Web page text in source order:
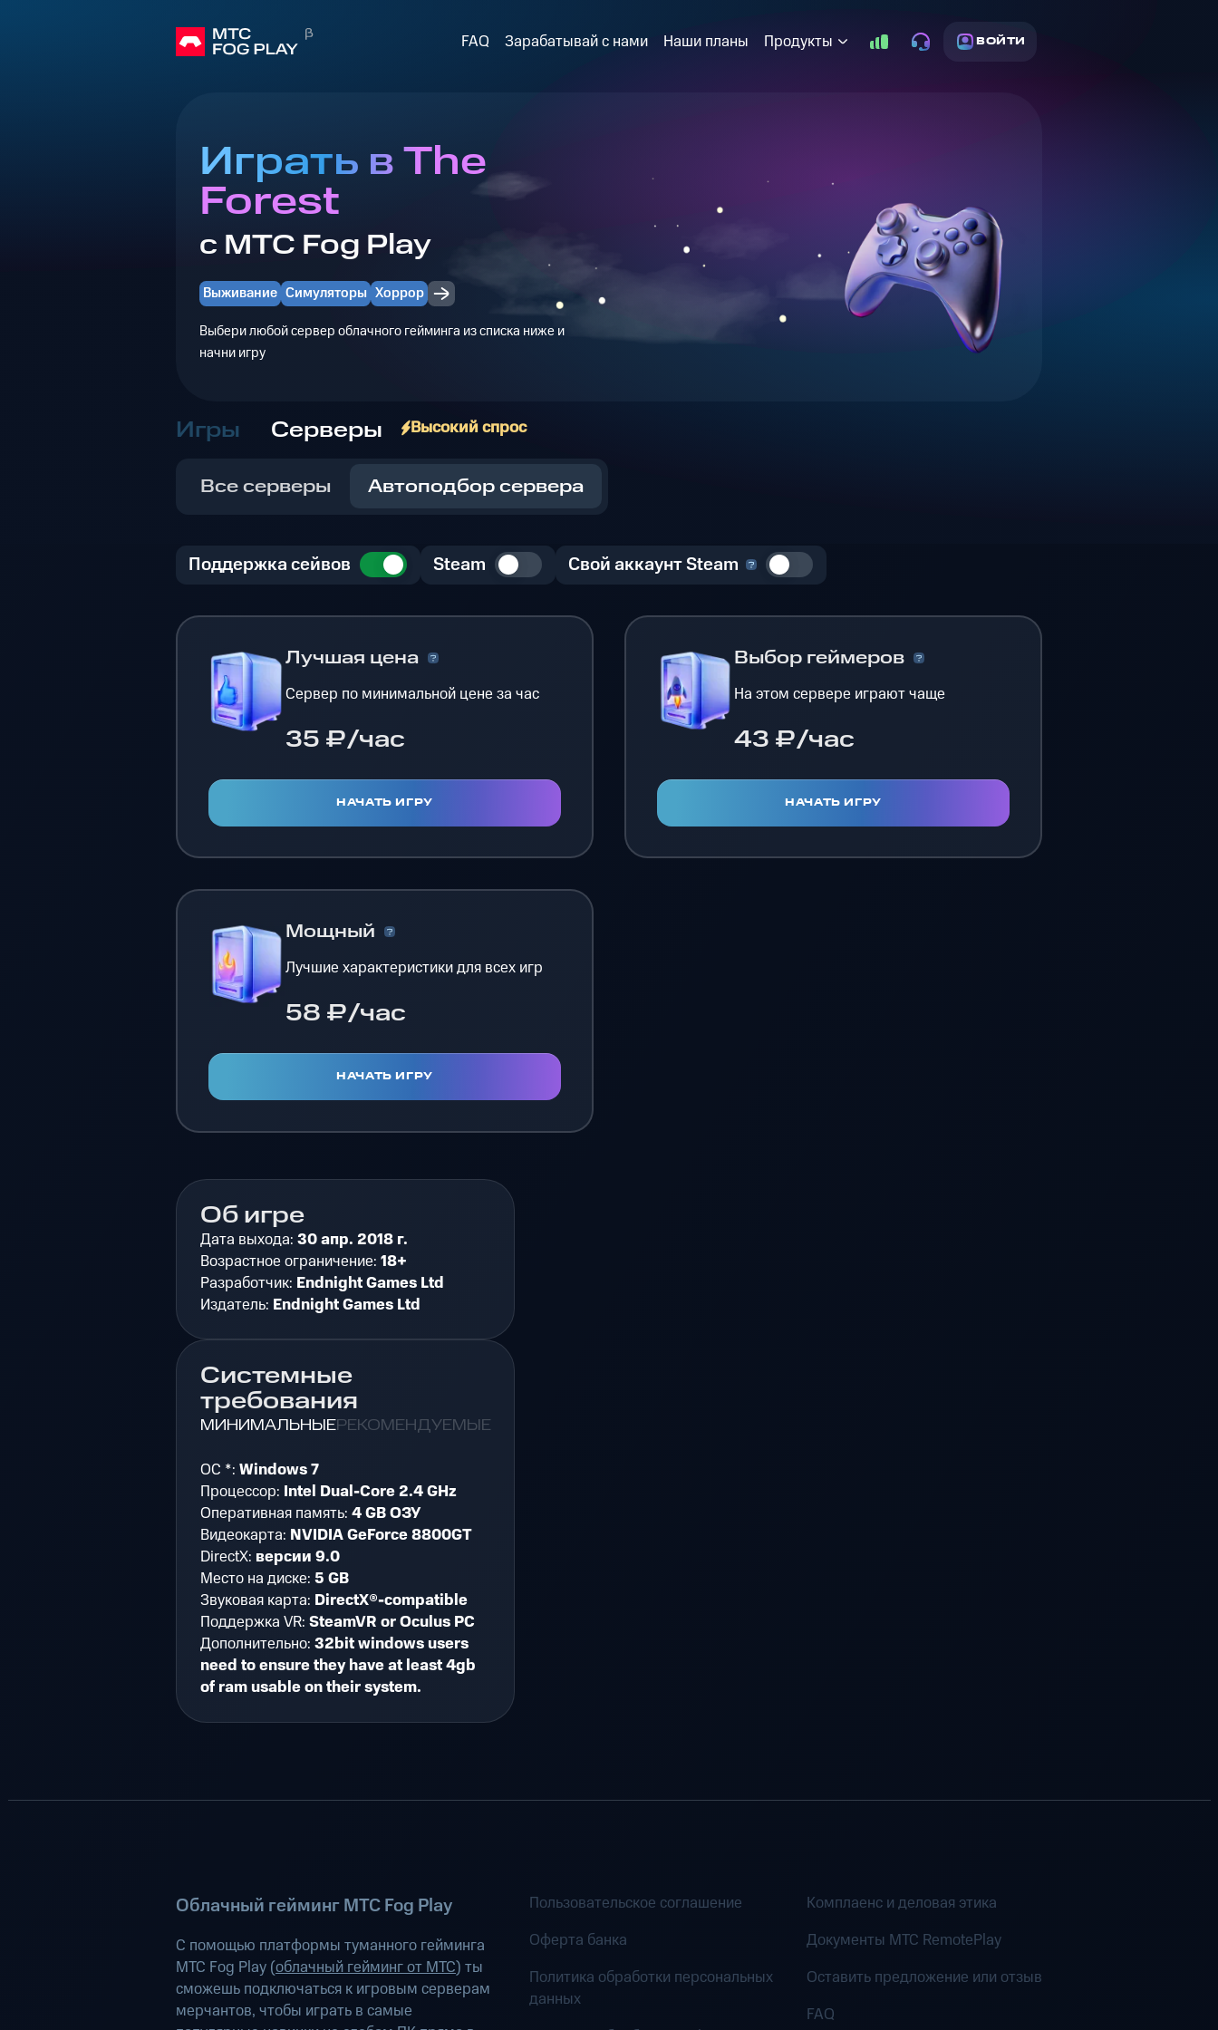
FAQ Зарабатывай с нами Наши планы Продукты ВОЙТИ
Играть в The
Forest
с МТС Fog Play
Выживание Симуляторы Хоррор
Выбери любой сервер облачного гейминга из списка ниже и
начни игру
Игры Серверы Высокий спрос
Все серверы Автоподбор сервера
Поддержка сейвов Steam Свой аккаунт Steam
Лучшая цена
Сервер по минимальной цене за час
35 ₽/час
НАЧАТЬ ИГРУ
Выбор геймеров
На этом сервере играют чаще
43 ₽/час
НАЧАТЬ ИГРУ
Мощный
Лучшие характеристики для всех игр
58 ₽/час
НАЧАТЬ ИГРУ
Об игре
Дата выхода: 30 апр. 2018 г.
Возрастное ограничение: 18+
Разработчик: Endnight Games Ltd
Издатель: Endnight Games Ltd
Системные
требования
МИНИМАЛЬНЫЕРЕКОМЕНДУЕМЫЕ
ОС *: Windows 7
Процессор: Intel Dual-Core 2.4 GHz
Оперативная память: 4 GB ОЗУ
Видеокарта: NVIDIA GeForce 8800GT
DirectX: версии 9.0
Место на диске: 5 GB
Звуковая карта: DirectX®-compatible
Поддержка VR: SteamVR or Oculus PC
Дополнительно: 32bit windows users
need to ensure they have at least 4gb
of ram usable on their system.
Облачный гейминг МТС Fog Play
С помощью платформы туманного гейминга
МТС Fog Play (облачный гейминг от МТС) ты
сможешь подключаться к игровым серверам
мерчантов, чтобы играть в самые
Пользовательское соглашение
Оферта банка
Политика обработки персональных
данных
Комплаенс и деловая этика
Документы MTC RemotePlay
Оставить предложение или отзыв
FAQ